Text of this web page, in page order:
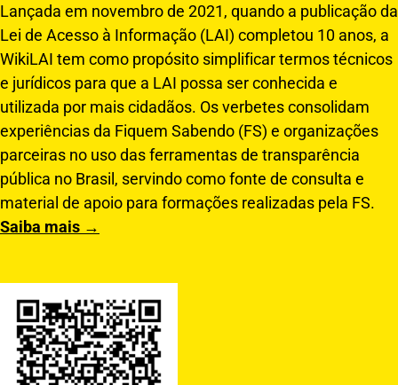
Lançada em novembro de 2021, quando a publicação da
Lei de Acesso à Informação (LAI) completou 10 anos, a
WikiLAI tem como propósito simplificar termos técnicos
e jurídicos para que a LAI possa ser conhecida e
utilizada por mais cidadãos. Os verbetes consolidam
experiências da Fiquem Sabendo (FS) e organizações
parceiras no uso das ferramentas de transparência
pública no Brasil, servindo como fonte de consulta e
material de apoio para formações realizadas pela FS.
Saiba mais →